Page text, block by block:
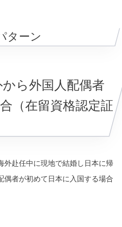
ターン
ら外国人配偶者
（在留資格認定証
外赴任中に現地で結婚し日本に帰
偶者が初めて日本に入国する場合